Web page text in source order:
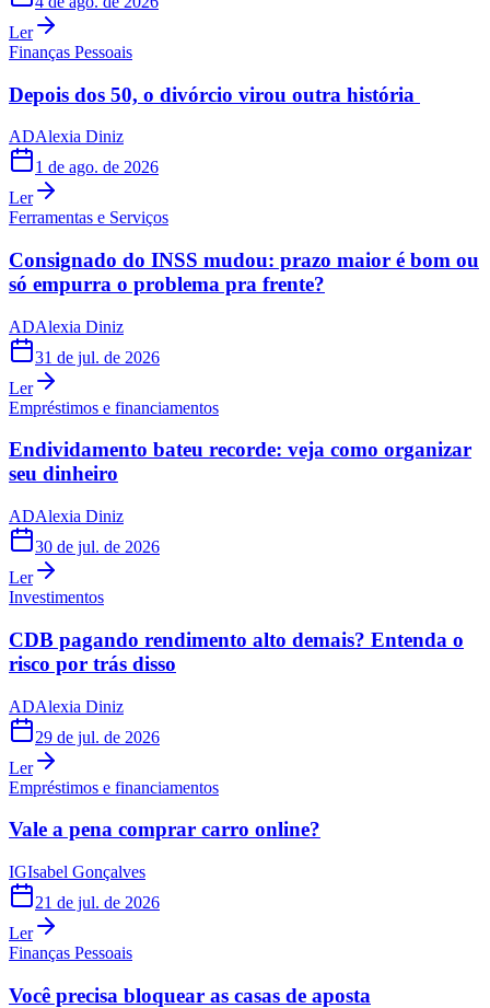
Ler
Finanças Pessoais
Depois dos 50, o divórcio virou outra história
ADAlexia Diniz
1 de ago. de 2026
Ler
Ferramentas e Serviços
Consignado do INSS mudou: prazo maior é bom ou
só empurra o problema pra frente?
ADAlexia Diniz
31 de jul. de 2026
Ler
Empréstimos e financiamentos
Endividamento bateu recorde: veja como organizar
seu dinheiro
ADAlexia Diniz
30 de jul. de 2026
Ler
Investimentos
CDB pagando rendimento alto demais? Entenda o
risco por trás disso
ADAlexia Diniz
29 de jul. de 2026
Ler
Empréstimos e financiamentos
Vale a pena comprar carro online?
IGIsabel Gonçalves
21 de jul. de 2026
Ler
Finanças Pessoais
Você precisa bloquear as casas de aposta